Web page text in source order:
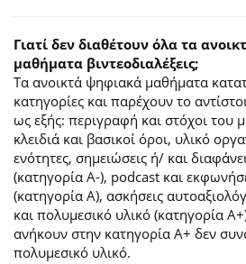
Γιατί δεν διαθέτουν όλα τα
μαθήματα βιντεοδιαλέξεις;
Τα ανοικτά ψηφιακά μαθήματα
κατηγορίες και παρέχουν το
ως εξής: περιγραφή και στόχοι του
κλειδιά και βασικοί όροι, υλικό
ενότητες, σημειώσεις ή/ και
(κατηγορία Α-), podcast και
(κατηγορία Α), ασκήσεις
και πολυμεσικό υλικό (κατηγορία
ανήκουν στην κατηγορία Α+ δεν
πολυμεσικό υλικό.